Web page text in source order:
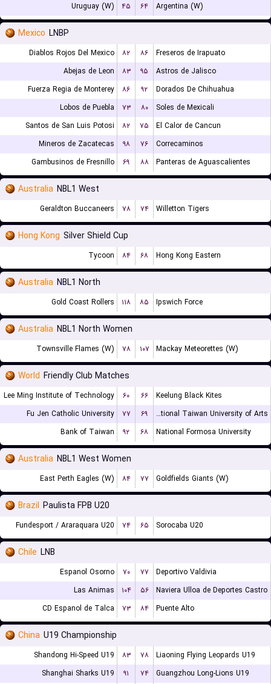
Uruguay (W)
۴۵ ۶۴ Argentina (W)
Mexico LNBP
Diablos Rojos Del Mexico ۸۲ ۸۶
Freseros de Irapuato
Abejas de Leon
۸۳ ۹۵
Astros de Jalisco
Fuerza Regia de Monterey
۸۶ ۹۲
Dorados De Chihuahua
Lobos de Puebla
۷۳ ۸۰
Soles de Mexicali
Santos de San Luis Potosi
۸۲ ۷۵
El Calor de Cancun
Mineros de Zacatecas
۹۸ ۷۶
Correcaminos
Gambusinos de Fresnillo
۶۹ ۸۸ Panteras de Aguascalientes
Australia NBL1 West
Geraldton Buccaneers ۷۸ ۷۴ Willetton Tigers
Hong Kong Silver Shield Cup
Tycoon ۸۴ ۶۸ Hong Kong Eastern
Australia NBL1 North
Gold Coast Rollers ۱۱۸ ۸۵ Ipswich Force
Australia NBL1 North Women
Townsville Flames (W) ۷۸ ۱۰۷ Mackay Meteorettes (W)
World Friendly Club Matches
Lee Ming Institute of Technology ۶۰ ۶۶
Keelung Black Kites
Fu Jen Catholic University
۷۷ ۶۹
National Taiwan University of Arts
Bank of Taiwan
۹۲ ۶۸ National Formosa University
Australia NBL1 West Women
East Perth Eagles (W) ۸۴ ۷۷ Goldfields Giants (W)
Brazil Paulista FPB U20
Fundesport / Araraquara U20 ۷۴ ۶۵ Sorocaba U20
Chile LNB
Espanol Osorno ۷۰ ۷۷
Deportivo Valdivia
Las Animas
۱۰۴ ۵۶
Naviera Ulloa de Deportes Castro
CD Espanol de Talca
۷۳ ۸۴ Puente Alto
China U19 Championship
Shandong Hi-Speed U19 ۸۳ ۷۸
Liaoning Flying Leopards U19
Shanghai Sharks U19
۹۱ ۷۴
Guangzhou Long-Lions U19